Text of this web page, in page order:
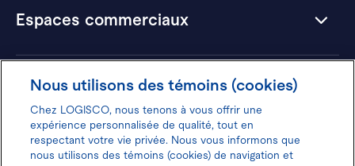
Espaces commerciaux
Hôtels
Nous utilisons des témoins (cookies)
Chez LOGISCO, nous tenons à vous offrir une
expérience personnalisée de qualité, tout en
respectant votre vie privée. Nous vous informons que
nous utilisons des témoins (cookies) de navigation et